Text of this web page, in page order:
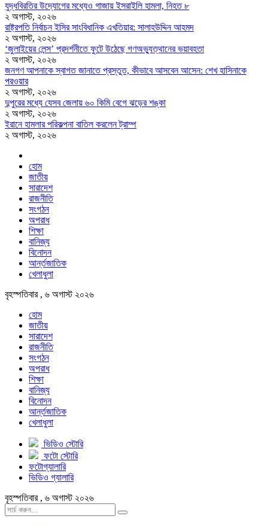
যুদ্ধবিরতির উদ্যোগের মধ্যেও গাজায় ইসরাইলি হামলা, নিহত ৮
২ অগাস্ট, ২০২৬
রাষ্ট্রপতি নির্বাচন ইসির সাংবিধানিক এখতিয়ার: সালাহউদ্দিন আহমদ
২ অগাস্ট, ২০২৬
‘জুলাইয়ের লেন্স’ প্রদর্শনীতে ফুটে উঠেছে গণঅভ্যুত্থানের ভয়াবহতা
২ অগাস্ট, ২০২৬
জনগণ আপনাকে স্বাগত জানাতে প্রস্তুত, কীভাবে আসবেন আসেন: শেখ হাসিনাকে
পরওয়ার
২ অগাস্ট, ২০২৬
দুপুরের মধ্যে যেসব জেলায় ৬০ কিমি বেগে ঝড়ের শঙ্কা
২ অগাস্ট, ২০২৬
ইরানে হামলার পরিকল্পনা বাতিল করলেন ট্রাম্প
২ অগাস্ট, ২০২৬
হোম
জাতীয়
সারাদেশ
রাজনীতি
সংগঠন
অপরাধ
শিক্ষা
বানিজ্য
বিনোদন
আর্ন্তজাতিক
খেলাধুলা
বৃহস্পতিবার , ৬ অগাস্ট ২০২৬
হোম
জাতীয়
সারাদেশ
রাজনীতি
সংগঠন
অপরাধ
শিক্ষা
বানিজ্য
বিনোদন
আর্ন্তজাতিক
খেলাধুলা
ভিডিও স্টোরি
ফটো স্টোরি
ফটোগ্যালারি
ভিডিও গ্যালারি
বৃহস্পতিবার , ৬ অগাস্ট ২০২৬